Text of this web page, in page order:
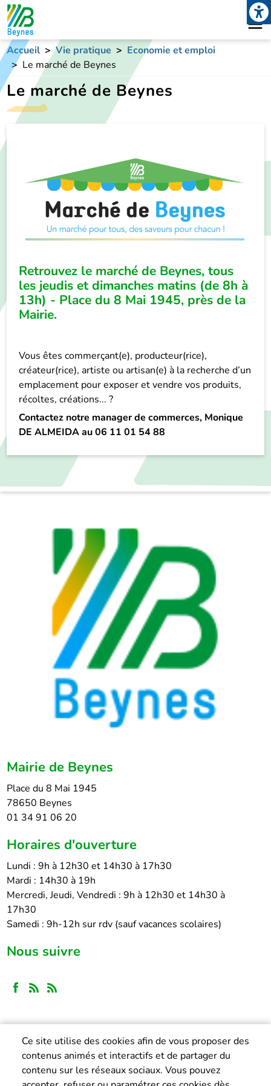
Accueil Vie pratique
Economie et emploi
Le marché de Beynes
Le marché de Beynes
Retrouvez le marché de Beynes, tous
les jeudis et dimanches matins (de 8h à
13h) - Place du 8 Mai 1945, près de la
Mairie.
Vous êtes commerçant(e), producteur(rice),
créateur(rice), artiste ou artisan(e) à la recherche d’un
emplacement pour exposer et vendre vos produits,
récoltes, créations... ?
Contactez notre manager de commerces, Monique
DE ALMEIDA au06 11 01 54 88
Mairie de Beynes
Place du 8 Mai 1945
78650 Beynes
01 34 91 06 20
Horaires d'ouverture
Lundi : 9h à 12h30 et 14h30 à 17h30
Mardi : 14h30 à 19h
Mercredi, Jeudi, Vendredi : 9h à 12h30 et 14h30 à
17h30
Samedi : 9h-12h sur rdv (sauf vacances scolaires)
Nous suivre
Ce site utilise des cookies afin de vous proposer des
contenus animés et interactifs et de partager du
contenu sur les réseaux sociaux. Vous pouvez